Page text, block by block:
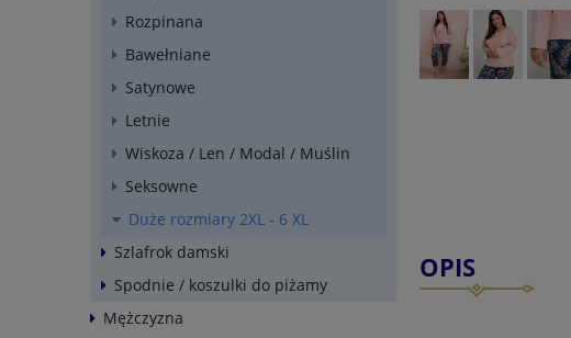
Rozpinana
Bawełniane
Satynowe
Letnie
Wiskoza / Len / Modal / Muślin
Seksowne
Duże rozmiary 2XL - 6 XL
Szlafrok damski
Spodnie / koszulki do piżamy
Mężczyzna
OPIS